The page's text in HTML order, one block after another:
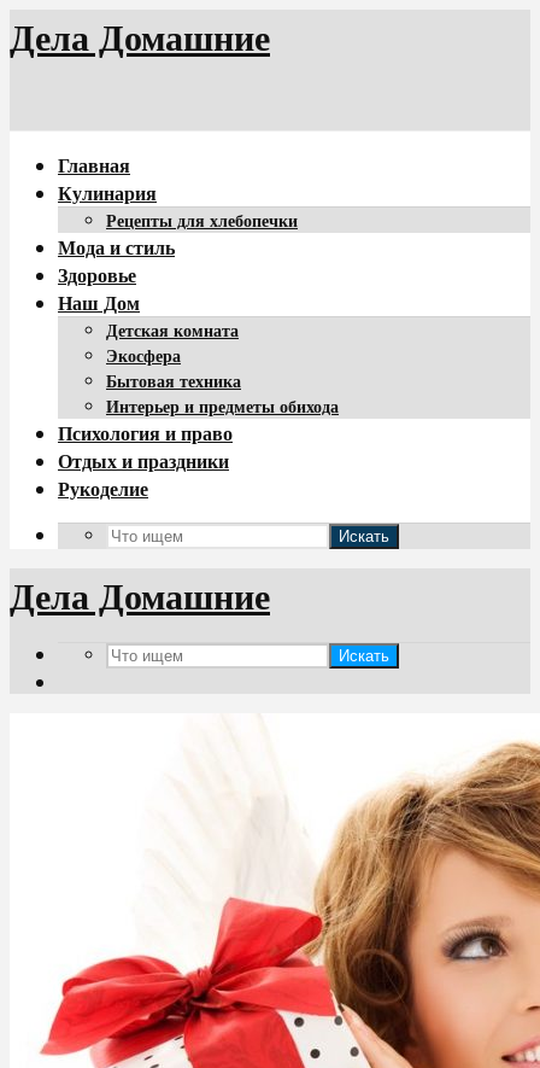
Дела Домашние
Главная
Кулинария
Рецепты для хлебопечки
Мода и стиль
Здоровье
Наш Дом
Детская комната
Экосфера
Бытовая техника
Интерьер и предметы обихода
Психология и право
Отдых и праздники
Рукоделие
Искать
Дела Домашние
Искать